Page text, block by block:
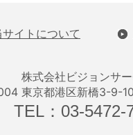
サイトについて
株式会社ビジョンサ
東京都港区新橋3-9-
TEL：03-5472-